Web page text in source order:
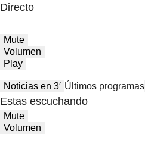
Directo
Mute
Volumen
Play
Noticias en 3′ Últimos programas
Estas escuchando
Mute
Volumen